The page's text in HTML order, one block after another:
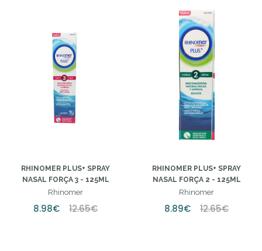
RHINOMER PLUS+ SPRAY
NASAL FORÇA 3 - 125ML
Rhinomer
8.98€ 12.65€
RHINOMER PLUS+ SPRAY
NASAL FORÇA 2 - 125ML
Rhinomer
8.89€ 12.65€